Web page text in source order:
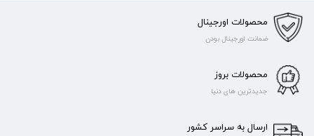
محصولات اورجینال
ضمانت اورجینال بودن
محصولات بروز
جدیدترین های دنیا
ارسال به سراسر کشور